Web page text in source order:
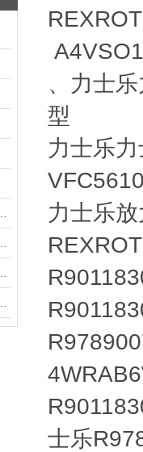
、力士
型
力士乐
力士乐
士乐